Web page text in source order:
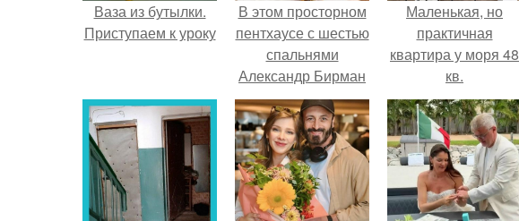
Ваза из бутылки.
Приступаем к уроку
В этом просторном
пентхаусе с шестью
спальнями
Александр Бирман
живет со своей
семьей.
Маленькая, но
практичная
квартира у моря 48
кв.